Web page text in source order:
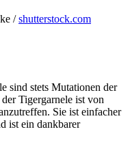
/shutterstock.com
sind stets Mutationen der
Tigergarnele ist von
Sie ist einfacher
ist ein dankbarer